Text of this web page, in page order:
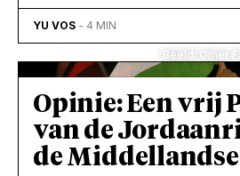
YU VOS - 4 MIN
Beeld: Omer
Opinie: Een vrij
van de
de Middellandse